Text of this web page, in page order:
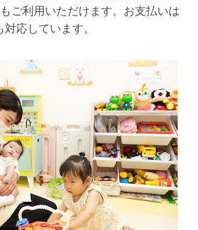
ご利用いただけます。お支払いは
応しています。